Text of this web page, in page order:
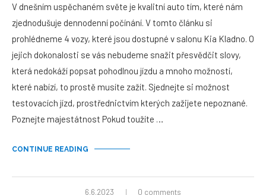
V dnešním uspěchaném světe je kvalitní auto tím, které nám
zjednodušuje dennodenní počínání. V tomto článku si
prohlédneme 4 vozy, které jsou dostupné v salonu Kia Kladno. O
jejich dokonalosti se vás nebudeme snažit přesvědčit slovy,
která nedokáží popsat pohodlnou jízdu a mnoho možností,
které nabízí, to prostě musíte zažít. Sjednejte si možnost
testovacích jízd, prostřednictvím kterých zažijete nepoznané.
Poznejte majestátnost Pokud toužíte …
CONTINUE READING
6.6.2023 0 comments